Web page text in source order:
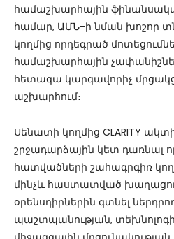
համաշխարհային
համար, ԱՄՆ-ի նման խոշոր
կողմից որդեգրած
համաշխարհային
հետագա կարգավորիչ
աշխարհում։
Սենատի կողմից CLARITY
շրջադարձային կետ դառնալ
հատվածների շահագրգիռ
մինչև հաստատված
օրենսդիրներին գտնել
պաշտպանության,